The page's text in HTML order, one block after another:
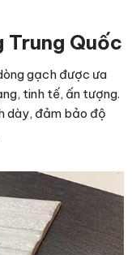
Trung Quốc
gạch được ưa
tinh tế, ấn tượng.
dày, đảm bảo độ